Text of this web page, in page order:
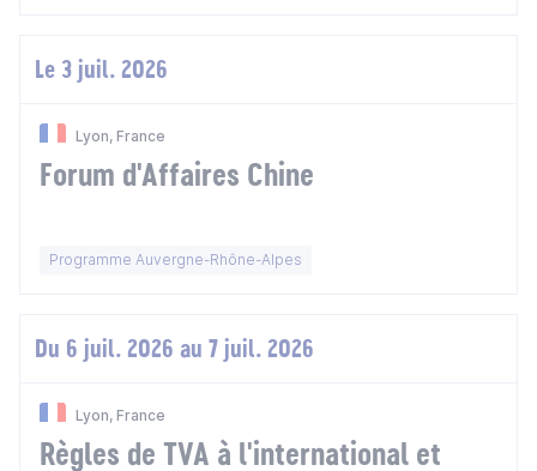
Le 3 juil. 2026
Lyon, France
Forum d'Affaires Chine
Programme Auvergne-Rhône-Alpes
Du 6 juil. 2026 au 7 juil. 2026
Lyon, France
Règles de TVA à l'international et